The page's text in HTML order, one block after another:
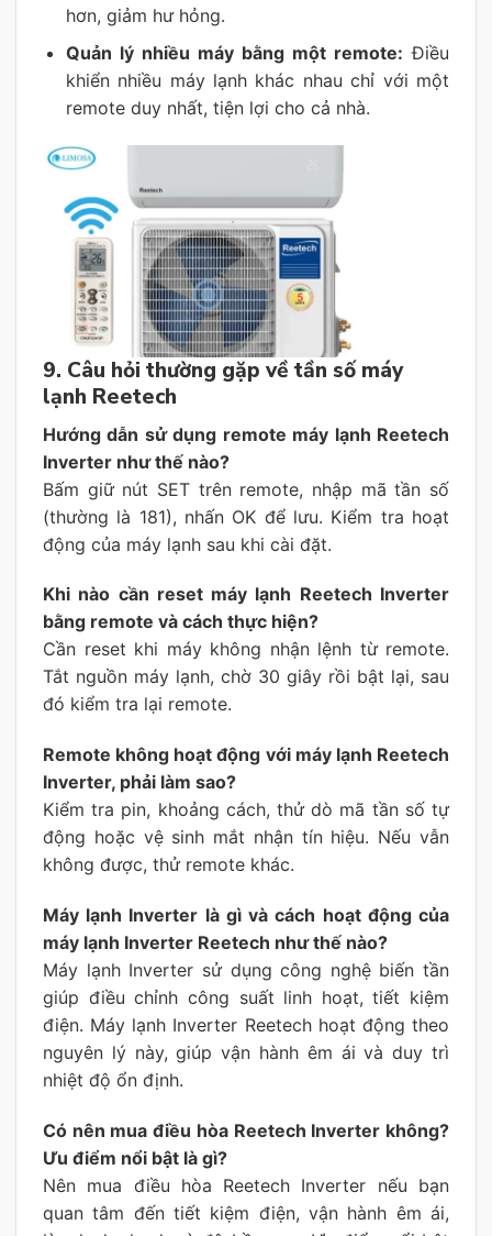
hơn, giảm hư hỏng.
Quản lý nhiều máy bằng một remote: Điều
khiển nhiều máy lạnh khác nhau chỉ với một
remote duy nhất, tiện lợi cho cả nhà.
9. Câu hỏi thường gặp về tần số máy
lạnh Reetech
Hướng dẫn sử dụng remote máy lạnh Reetech
Inverter như thế nào?
Bấm giữ nút SET trên remote, nhập mã tần số
(thường là 181), nhấn OK để lưu. Kiểm tra hoạt
động của máy lạnh sau khi cài đặt.
Khi nào cần reset máy lạnh Reetech Inverter
bằng remote và cách thực hiện?
Cần reset khi máy không nhận lệnh từ remote.
Tắt nguồn máy lạnh, chờ 30 giây rồi bật lại, sau
đó kiểm tra lại remote.
Remote không hoạt động với máy lạnh Reetech
Inverter, phải làm sao?
Kiểm tra pin, khoảng cách, thử dò mã tần số tự
động hoặc vệ sinh mắt nhận tín hiệu. Nếu vẫn
không được, thử remote khác.
Máy lạnh Inverter là gì và cách hoạt động của
máy lạnh Inverter Reetech như thế nào?
Máy lạnh Inverter sử dụng công nghệ biến tần
giúp điều chỉnh công suất linh hoạt, tiết kiệm
điện. Máy lạnh Inverter Reetech hoạt động theo
nguyên lý này, giúp vận hành êm ái và duy trì
nhiệt độ ổn định.
Có nên mua điều hòa Reetech Inverter không?
Ưu điểm nổi bật là gì?
Nên mua điều hòa Reetech Inverter nếu bạn
quan tâm đến tiết kiệm điện, vận hành êm ái,